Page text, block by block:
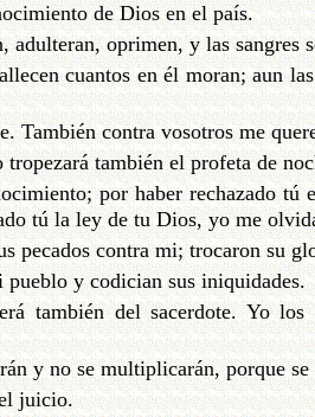
de Dios en el país.
adulteran, oprimen, y las sangres
cuantos en él moran; aun
También contra vosotros me
también el profeta de
por haber rechazado tú
tú la ley de tu Dios, yo me
pecados contra mi; trocaron su
pueblo y codician sus iniquidades.
también del sacerdote. Yo los
y no se multiplicarán, porque se
juicio.